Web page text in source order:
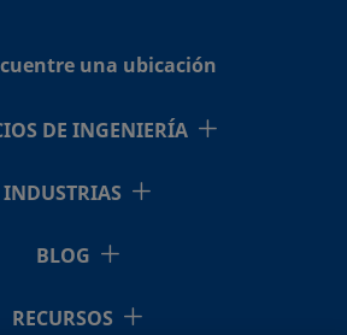
una ubicación
DE INGENIERÍA
INDUSTRIAS
BLOG
RECURSOS